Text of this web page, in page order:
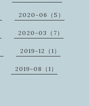
2020-06（5）
2020-03（7）
2019-12（1）
2019-08（1）